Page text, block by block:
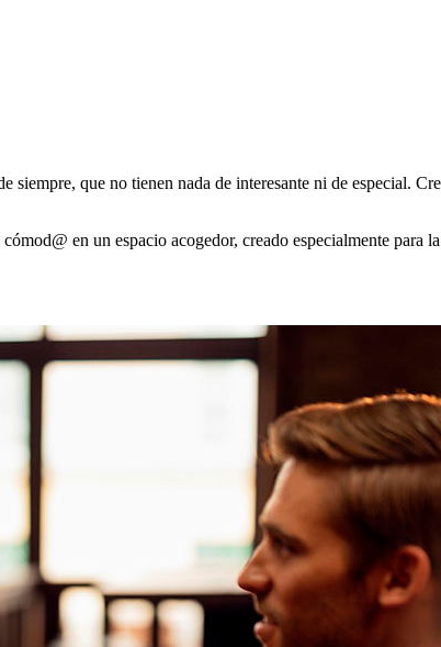
que no tienen nada de interesante ni de especial.
en un espacio acogedor, creado especialmente para